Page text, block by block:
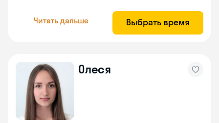
Читать дальше Выбрать время
Олеся